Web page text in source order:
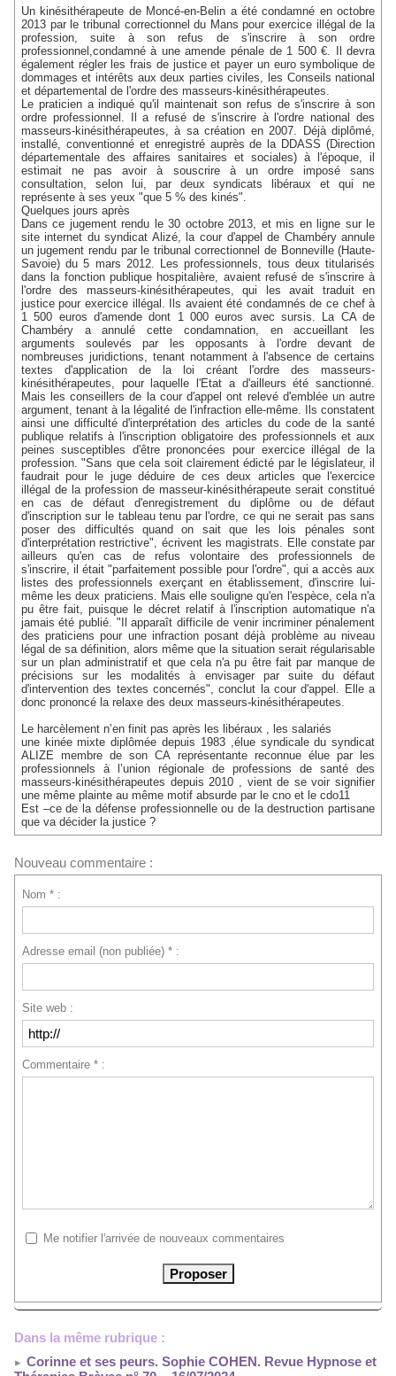
Un kinésithérapeute de Moncé-en-Belin a été condamné en octobre
2013 par le tribunal correctionnel du Mans pour exercice illégal de la
profession, suite à son refus de s'inscrire à son ordre
professionnel,condamné à une amende pénale de 1 500 €. Il devra
également régler les frais de justice et payer un euro symbolique de
dommages et intérêts aux deux parties civiles, les Conseils national
et départemental de l'ordre des masseurs-kinésithérapeutes.
Le praticien a indiqué qu'il maintenait son refus de s'inscrire à son
ordre professionnel. Il a refusé de s'inscrire à l'ordre national des
masseurs-kinésithérapeutes, à sa création en 2007. Déjà diplômé,
installé, conventionné et enregistré auprès de la DDASS (Direction
départementale des affaires sanitaires et sociales) à l'époque, il
estimait ne pas avoir à souscrire à un ordre imposé sans
consultation, selon lui, par deux syndicats libéraux et qui ne
représente à ses yeux "que 5 % des kinés".
Quelques jours après
Dans ce jugement rendu le 30 octobre 2013, et mis en ligne sur le
site internet du syndicat Alizé, la cour d'appel de Chambéry annule
un jugement rendu par le tribunal correctionnel de Bonneville (Haute-
Savoie) du 5 mars 2012. Les professionnels, tous deux titularisés
dans la fonction publique hospitalière, avaient refusé de s'inscrire à
l'ordre des masseurs-kinésithérapeutes, qui les avait traduit en
justice pour exercice illégal. Ils avaient été condamnés de ce chef à
1 500 euros d'amende dont 1 000 euros avec sursis. La CA de
Chambéry a annulé cette condamnation, en accueillant les
arguments soulevés par les opposants à l'ordre devant de
nombreuses juridictions, tenant notamment à l'absence de certains
textes d'application de la loi créant l'ordre des masseurs-
kinésithérapeutes, pour laquelle l'Etat a d'ailleurs été sanctionné.
Mais les conseillers de la cour d'appel ont relevé d'emblée un autre
argument, tenant à la légalité de l'infraction elle-même. Ils constatent
ainsi une difficulté d'interprétation des articles du code de la santé
publique relatifs à l'inscription obligatoire des professionnels et aux
peines susceptibles d'être prononcées pour exercice illégal de la
profession. "Sans que cela soit clairement édicté par le législateur, il
faudrait pour le juge déduire de ces deux articles que l'exercice
illégal de la profession de masseur-kinésithérapeute serait constitué
en cas de défaut d'enregistrement du diplôme ou de défaut
d'inscription sur le tableau tenu par l'ordre, ce qui ne serait pas sans
poser des difficultés quand on sait que les lois pénales sont
d'interprétation restrictive", écrivent les magistrats. Elle constate par
ailleurs qu'en cas de refus volontaire des professionnels de
s'inscrire, il était "parfaitement possible pour l'ordre", qui a accès aux
listes des professionnels exerçant en établissement, d'inscrire lui-
même les deux praticiens. Mais elle souligne qu'en l'espèce, cela n'a
pu être fait, puisque le décret relatif à l'inscription automatique n'a
jamais été publié. "Il apparaît difficile de venir incriminer pénalement
des praticiens pour une infraction posant déjà problème au niveau
légal de sa définition, alors même que la situation serait régularisable
sur un plan administratif et que cela n'a pu être fait par manque de
précisions sur les modalités à envisager par suite du défaut
d'intervention des textes concernés", conclut la cour d'appel. Elle a
donc prononcé la relaxe des deux masseurs-kinésithérapeutes.
Le harcèlement n’en finit pas après les libéraux , les salariés
une kinée mixte diplômée depuis 1983 ,élue syndicale du syndicat
ALIZE membre de son CA représentante reconnue élue par les
professionnels à l’union régionale de professions de santé des
masseurs-kinésithérapeutes depuis 2010 , vient de se voir signifier
une même plainte au même motif absurde par le cno et le cdo11
Est –ce de la défense professionnelle ou de la destruction partisane
que va décider la justice ?
Nouveau commentaire :
Nom * :
Adresse email (non publiée) * :
Site web :
Commentaire * :
Me notifier l'arrivée de nouveaux commentaires
Dans la même rubrique :
Corinne et ses peurs. Sophie COHEN. Revue Hypnose et